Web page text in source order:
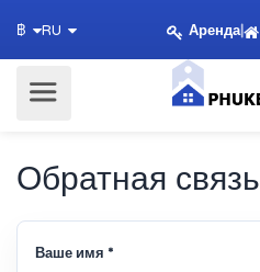
฿ RU Аренда|
Обратная связь
Ваше имя *